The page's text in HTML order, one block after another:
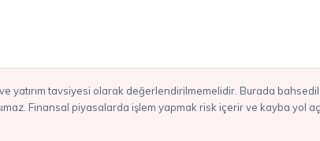
Finansal piyasalarda işlem yapmak risk içerir ve kayba yol